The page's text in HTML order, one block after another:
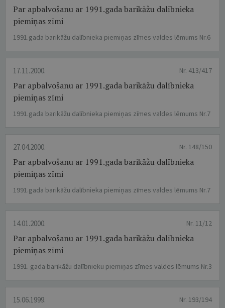
Par apbalvošanu ar 1991.gada barikāžu dalībnieka
piemiņas zīmi
1991.gada barikāžu dalībnieka piemiņas zīmes valdes lēmums Nr.6
17.11.2000. Nr. 413/417
Par apbalvošanu ar 1991.gada barikāžu dalībnieka
piemiņas zīmi
1991.gada barikāžu dalībnieka piemiņas zīmes valdes lēmums Nr.7
27.04.2000. Nr. 148/150
Par apbalvošanu ar 1991.gada barikāžu dalībnieka
piemiņas zīmi
1991.gada barikāžu dalībnieka piemiņas zīmes valdes lēmums Nr.7
14.01.2000. Nr. 11/12
Par apbalvošanu ar 1991.gada barikāžu dalībnieka
piemiņas zīmi
1991. gada barikāžu dalībnieku piemiņas zīmes valdes lēmums Nr.3
15.06.1999. Nr. 193/194